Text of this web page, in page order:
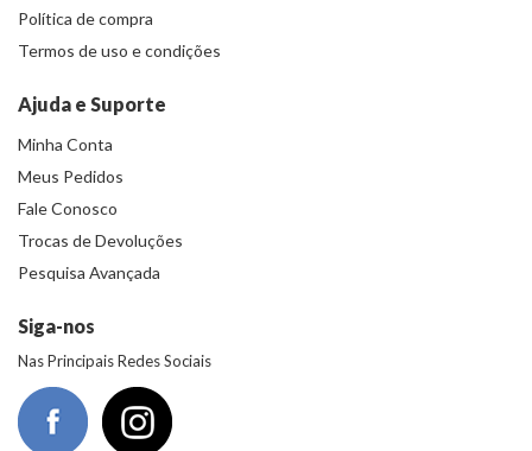
Política de compra
Termos de uso e condições
Ajuda e Suporte
Minha Conta
Meus Pedidos
Fale Conosco
Trocas de Devoluções
Pesquisa Avançada
Siga-nos
Nas Principais Redes Sociais